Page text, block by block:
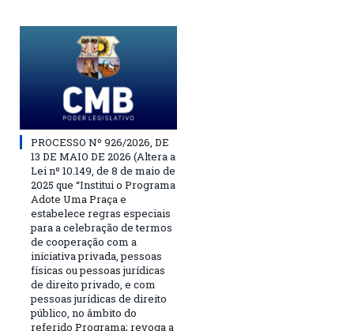
PROCESSO Nº 926/2026, DE
13 DE MAIO DE 2026 (Altera a
Lei nº 10.149, de 8 de maio de
2025 que “Institui o Programa
Adote Uma Praça e
estabelece regras especiais
para a celebração de termos
de cooperação com a
iniciativa privada, pessoas
físicas ou pessoas jurídicas
de direito privado, e com
pessoas jurídicas de direito
público, no âmbito do
referido Programa; revoga a